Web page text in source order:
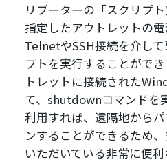
リブーターの「スクリプト
指定したアウトレットの電
TelnetやSSH接続を介し
プトを実行することがで
トレットに接続された
て、shutdownコマンドを
利用すれば、遠隔地から
ンすることができるため
いただいている非常に便利